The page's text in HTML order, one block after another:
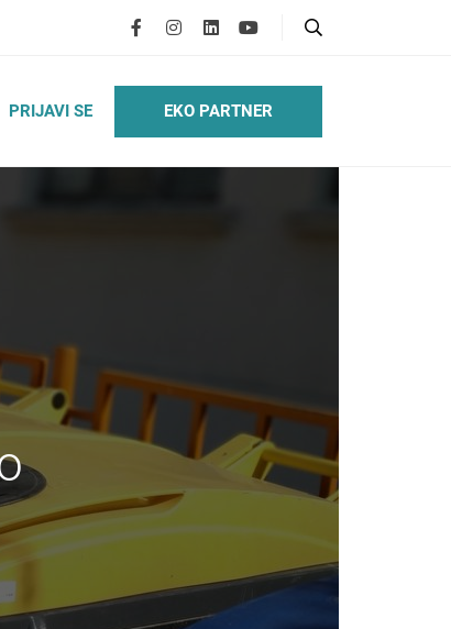
PRIJAVI SE EKO PARTNER